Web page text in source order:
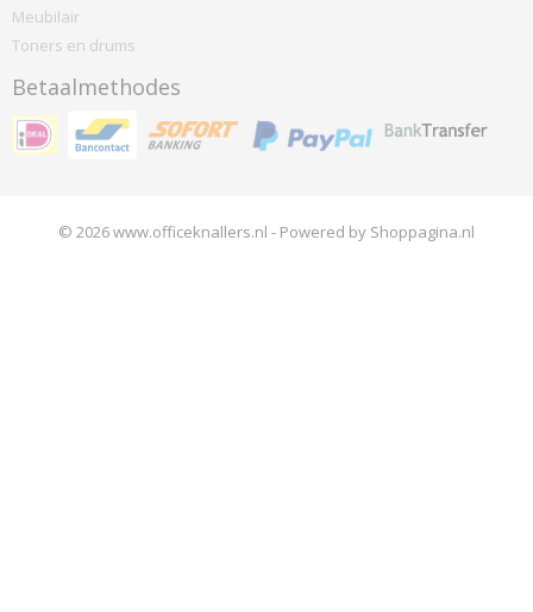
Meubilair
Toners en drums
Betaalmethodes
© 2026 www.officeknallers.nl - Powered by Shoppagina.nl